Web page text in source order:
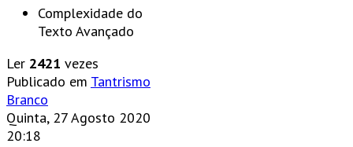
Complexidade do
Texto Avançado
Ler 2421 vezes
Publicado em Tantrismo
Branco
Quinta, 27 Agosto 2020
20:18